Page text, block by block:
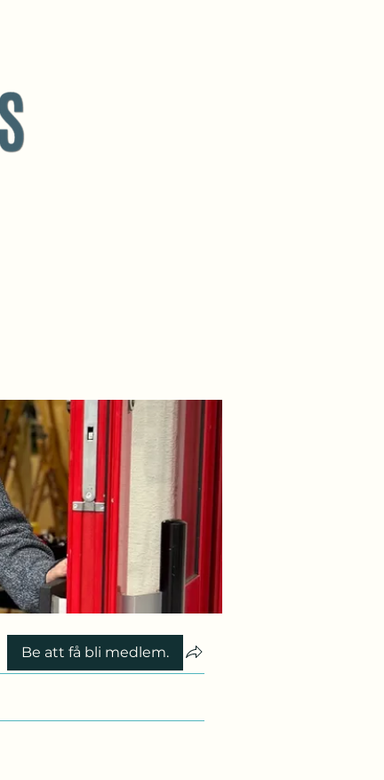
Be att få bli medlem.